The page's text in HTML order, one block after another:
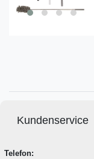
Kundenservice
Telefon: